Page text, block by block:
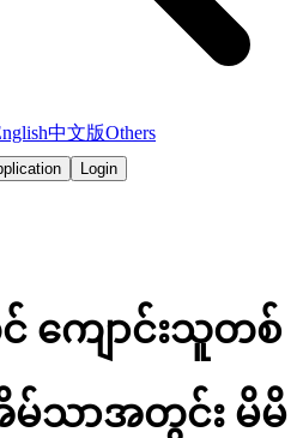
中文版Others
Login
ကျောင်းသူတစ်
မ်သာအတွင်း မိမိ